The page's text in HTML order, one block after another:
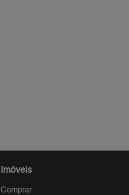
Imóveis
Comprar